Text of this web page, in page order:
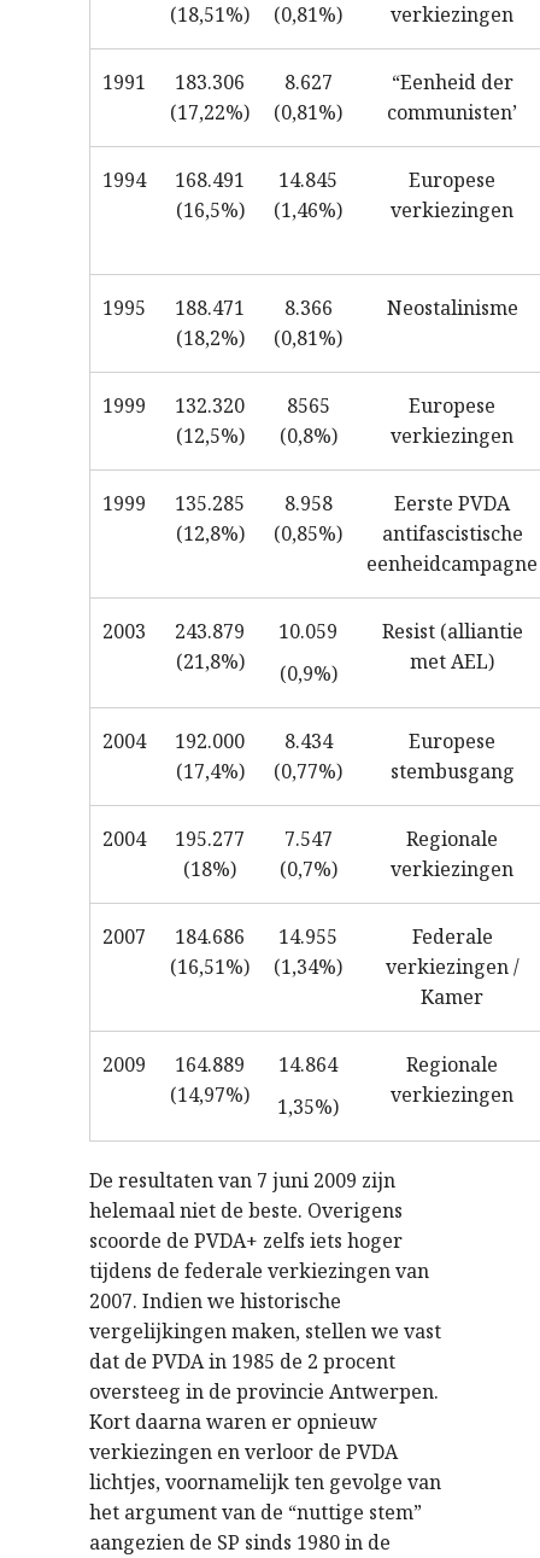
(18,51%)
(0,81%)
verkiezingen
1991
183.306
(17,22%)
8.627
(0,81%)
“Eenheid der
communisten’
1994
168.491
(16,5%)
14.845
(1,46%)
Europese
verkiezingen
1995
188.471
(18,2%)
8.366
(0,81%)
Neostalinisme
1999
132.320
(12,5%)
8565
(0,8%)
Europese
verkiezingen
1999
135.285
(12,8%)
8.958
(0,85%)
Eerste PVDA
antifascistische
eenheidcampagne
2003
243.879
(21,8%)
10.059
(0,9%)
Resist (alliantie
met AEL)
2004
192.000
(17,4%)
8.434
(0,77%)
Europese
stembusgang
2004
195.277
(18%)
7.547
(0,7%)
Regionale
verkiezingen
2007
184.686
(16,51%)
14.955
(1,34%)
Federale
verkiezingen /
Kamer
2009
164.889
(14,97%)
14.864
1,35%)
Regionale
verkiezingen
De resultaten van 7 juni 2009 zijn
helemaal niet de beste. Overigens
scoorde de PVDA+ zelfs iets hoger
tijdens de federale verkiezingen van
2007. Indien we historische
vergelijkingen maken, stellen we vast
dat de PVDA in 1985 de 2 procent
oversteeg in de provincie Antwerpen.
Kort daarna waren er opnieuw
verkiezingen en verloor de PVDA
lichtjes, voornamelijk ten gevolge van
het argument van de “nuttige stem”
aangezien de SP sinds 1980 in de